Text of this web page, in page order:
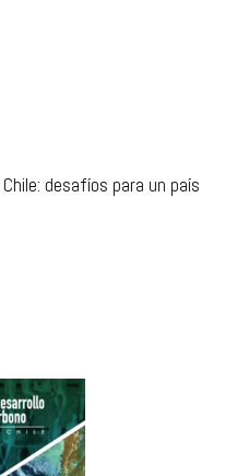
desafíos para un país